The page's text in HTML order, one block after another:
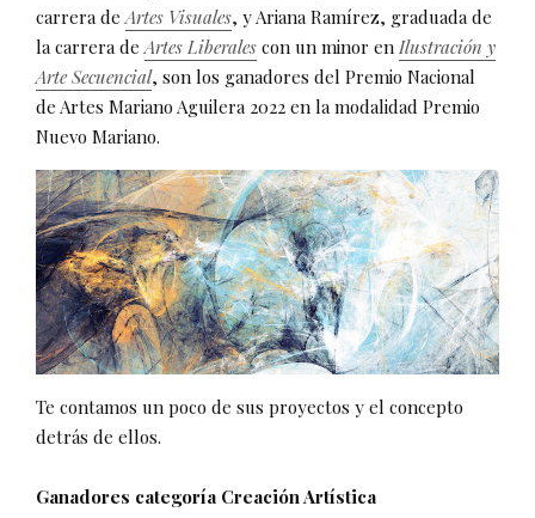
carrera deArtes Visuales, y Ariana Ramírez, graduada de
la carrera deArtes Liberales con un minor enIlustración y
Arte Secuencial, son los ganadores del Premio Nacional
de Artes Mariano Aguilera 2022 en la modalidad Premio
Nuevo Mariano.
Te contamos un poco de sus proyectos y el concepto
detrás de ellos.
Ganadores categoría Creación Artística